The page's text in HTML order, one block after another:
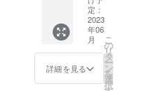
間:2023
年7月〜
2024年
6月（予
定）期
限を過
商品に
差が出
ること
がござ
います
がご了
援に対
し、ラ
ンチメ
ニュー
・ディ
ナーメ
ニュー
(1100円
定：
2023
年06
月
詳細を見る
こ
の
リ
タ
ー
ン
を
選
択